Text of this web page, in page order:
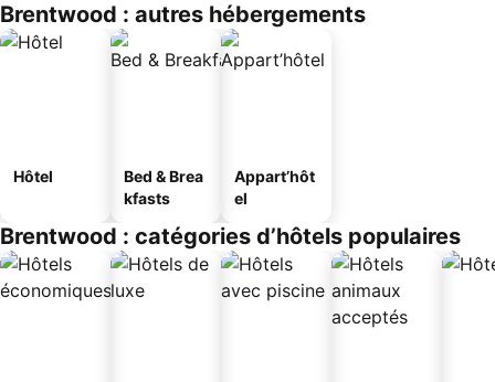
Brentwood : autres hébergements
Hôtel
Bed & Brea
kfasts
Appart’hôt
el
Brentwood : catégories d’hôtels populaires